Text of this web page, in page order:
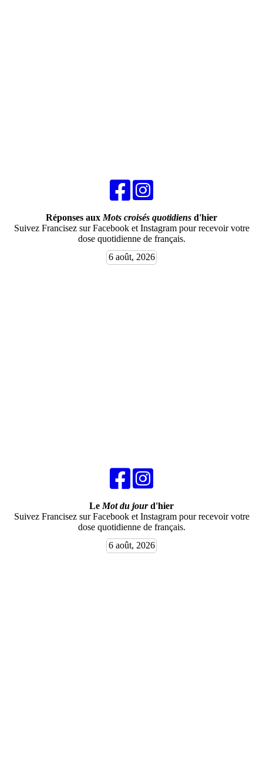
Réponses aux Mots croisés quotidiens d'hier
Suivez Francisez sur Facebook et Instagram pour recevoir votre
dose quotidienne de français.
6 août, 2026
Le Mot du jourd'hier
Suivez Francisez sur Facebook et Instagram pour recevoir votre
dose quotidienne de français.
6 août, 2026